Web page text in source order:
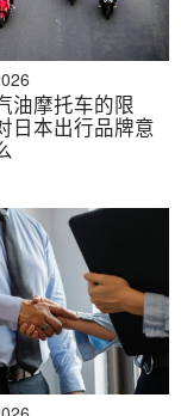
动绿色转型。.
服务中心，由
中心（日本）的
的技术合作、技
高知县企业在环
户等。.
接联系。越南高
持服务台分享
会。.
式：
油摩托车的限
日本出行品牌意